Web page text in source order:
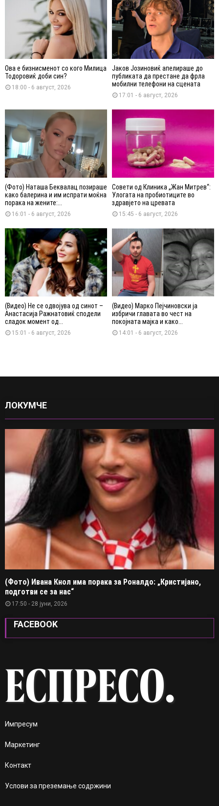
Ова е бизнисменот со кого Милица
Тодоровиќ доби син?
18:00 - 6 август, 2026
Јаков Јозиновиќ апелираше до
публиката да престане да фрла
мобилни телефони на сцената
17:01 - 6 август, 2026
(Фото) Наташа Беквалац позираше
како балерина и им испрати моќна
порака на жените:...
16:01 - 6 август, 2026
Совети од Клиника „Жан Митрев“:
Улогата на пробиотиците во
здравјето на цревата
15:45 - 6 август, 2026
(Видео) Не се одвојува од синот –
Анастасија Ражнатовиќ сподели
сладок момент од...
15:01 - 6 август, 2026
(Видео) Марко Пејчиновски ја
избричи главата во чест на
покојната мајка и како...
14:01 - 6 август, 2026
ЛОКУМЧЕ
(Фото) Ивана Кнол има порака за Роналдо: „Кристијано,
подготви се за нас“
17:50 - 28 јуни, 2026
FACEBOOK
Импресум
Маркетинг
Контакт
Услови за преземање содржини